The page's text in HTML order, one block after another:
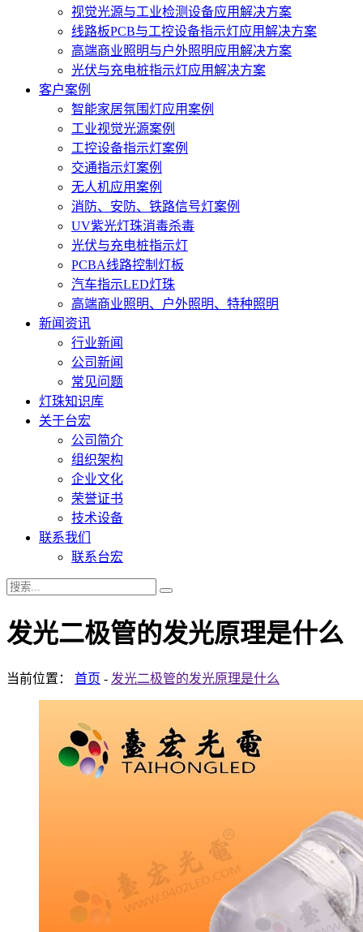
视觉光源与工业检测设备应用解决方案
线路板PCB与工控设备指示灯应用解决方案
高端商业照明与户外照明应用解决方案
光伏与充电桩指示灯应用解决方案
客户案例
智能家居氛围灯应用案例
工业视觉光源案例
工控设备指示灯案例
交通指示灯案例
无人机应用案例
消防、安防、铁路信号灯案例
UV紫光灯珠消毒杀毒
光伏与充电桩指示灯
PCBA线路控制灯板
汽车指示LED灯珠
高端商业照明、户外照明、特种照明
新闻资讯
行业新闻
公司新闻
常见问题
灯珠知识库
关于台宏
公司简介
组织架构
企业文化
荣誉证书
技术设备
联系我们
联系台宏
发光二极管的发光原理是什么
当前位置： 首页 - 发光二极管的发光原理是什么